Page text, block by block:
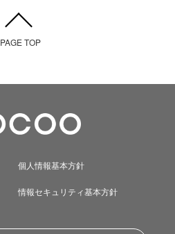
PAGE TOP
個人情報基本方針
情報セキュリティ基本方針